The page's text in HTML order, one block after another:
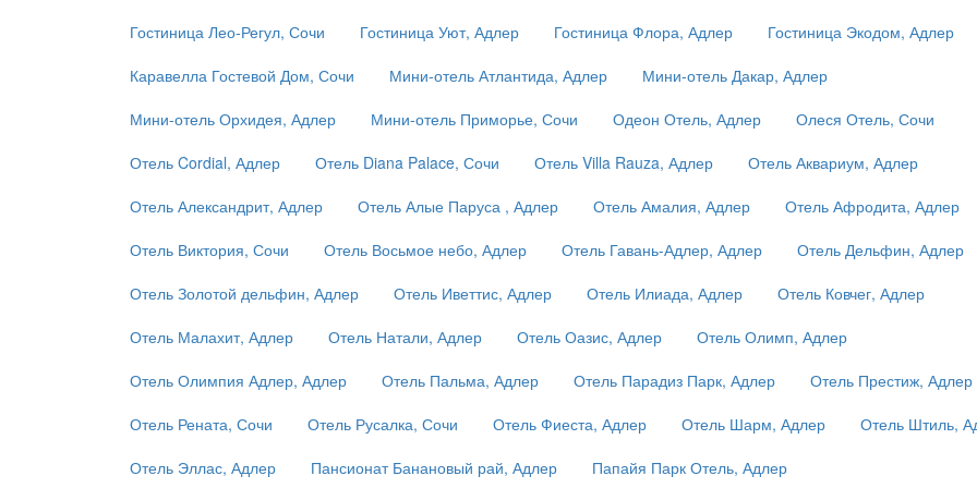
Гостиница Лео-Регул, Сочи Гостиница Уют, Адлер Гостиница Флора, Адлер
Гостиница Экодом, Адлер
Каравелла Гостевой Дом, Сочи
Мини-отель Атлантида, Адлер
Мини-отель Дакар, Адлер
Мини-отель Орхидея, Адлер
Мини-отель Приморье, Сочи Одеон Отель, Адлер
Олеся Отель, Сочи
Отель Cordial, Адлер
Отель Diana Palace, Сочи Отель Villa Rauza, Адлер
Отель Аквариум, Адлер
Отель Александрит, Адлер
Отель Алые Паруса , Адлер Отель Амалия, Адлер
Отель Афродита, Адлер
Отель Виктория, Сочи
Отель Восьмое небо, Адлер Отель Гавань-Адлер, Адлер
Отель Дельфин, Адлер
Отель Золотой дельфин, Адлер
Отель Иветтис, Адлер Отель Илиада, Адлер
Отель Ковчег, Адлер
Отель Малахит, Адлер
Отель Натали, Адлер Отель Оазис, Адлер
Отель Олимп, Адлер
Отель Олимпия Адлер, Адлер
Отель Пальма, Адлер Отель Парадиз Парк, Адлер
Отель Престиж, Адлер
Отель Рената, Сочи
Отель Русалка, Сочи Отель Фиеста, Адлер Отель Шарм, Адлер
Отель Штиль,
Отель Эллас, Адлер
Пансионат Банановый рай, Адлер Папайя Парк Отель, Адлер